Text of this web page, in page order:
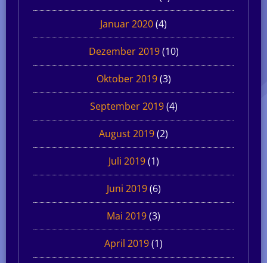
Januar 2020(4)
Dezember 2019(10)
Oktober 2019(3)
September 2019(4)
August 2019(2)
Juli 2019(1)
Juni 2019(6)
Mai 2019(3)
April 2019(1)